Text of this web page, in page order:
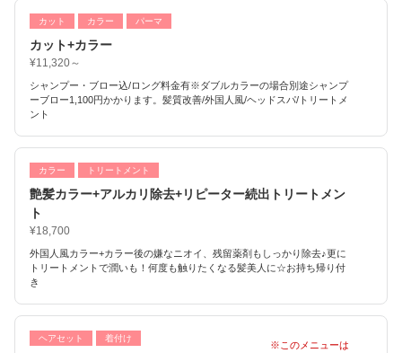
カット カラー パーマ
カット+カラー
¥11,320～
シャンプー・ブロー込/ロング料金有※ダブルカラーの場合別途シャンプ
ーブロー1,100円かかります。髪質改善/外国人風/ヘッドスパ/トリートメ
ント
カラー トリートメント
艶髪カラー+アルカリ除去+リピーター続出トリートメン
ト
¥18,700
外国人風カラー+カラー後の嫌なニオイ、残留薬剤もしっかり除去♪更に
トリートメントで潤いも！何度も触りたくなる髪美人に☆お持ち帰り付
き
ヘアセット 着付け
※このメニューは